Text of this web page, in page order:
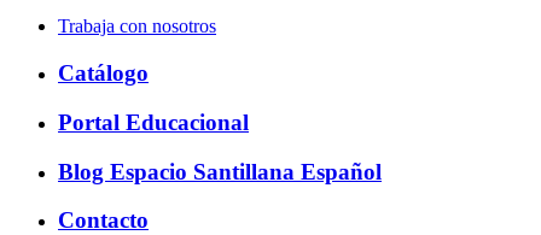
Trabaja con nosotros
Catálogo
Portal Educacional
Blog Espacio Santillana Español
Contacto